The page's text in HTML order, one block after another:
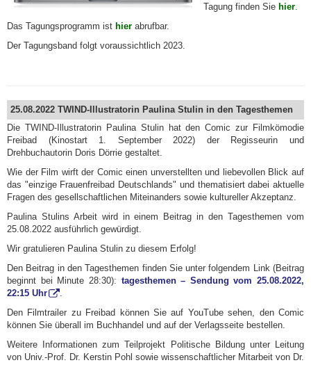
Tagung finden Sie hier
Das Tagungsprogramm ist hier abrufbar.
Der Tagungsband folgt voraussichtlich 2023.
25.08.2022 TWIND-Illustratorin Paulina Stulin in den Tagesthemen
Die TWIND-Illustratorin Paulina Stulin hat den Comic zur Filmkömodie
Freibad (Kinostart 1. September 2022) der Regisseurin und
Drehbuchautorin Doris Dörrie gestaltet.
Wie der Film wirft der Comic einen unverstellten und liebevollen Blick auf
das "einzige Frauenfreibad Deutschlands" und thematisiert dabei aktuelle
Fragen des gesellschaftlichen Miteinanders sowie kultureller Akzeptanz.
Paulina Stulins Arbeit wird in einem Beitrag in den Tagesthemen vom
25.08.2022 ausführlich gewürdigt.
Wir gratulieren Paulina Stulin zu diesem Erfolg!
Den Beitrag in den Tagesthemen finden Sie unter folgendem Link (Beitrag
beginnt bei Minute 28:30): tagesthemen – Sendung vom 25.08.2022,
22:15 Uhr
.
Den Filmtrailer zu Freibad können Sie auf YouTube sehen, den Comic
können Sie überall im Buchhandel und auf der Verlagsseite bestellen.
Weitere Informationen zum Teilprojekt Politische Bildung unter Leitung
von Univ.-Prof. Dr. Kerstin Pohl sowie wissenschaftlicher Mitarbeit von Dr.